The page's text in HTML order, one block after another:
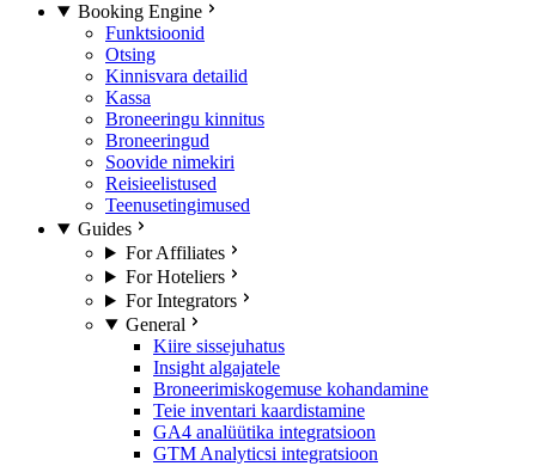
Booking Engine
Funktsioonid
Otsing
Kinnisvara detailid
Kassa
Broneeringu kinnitus
Broneeringud
Soovide nimekiri
Reisieelistused
Teenusetingimused
Guides
For Affiliates
For Hoteliers
For Integrators
General
Kiire sissejuhatus
Insight algajatele
Broneerimiskogemuse kohandamine
Teie inventari kaardistamine
GA4 analüütika integratsioon
GTM Analyticsi integratsioon